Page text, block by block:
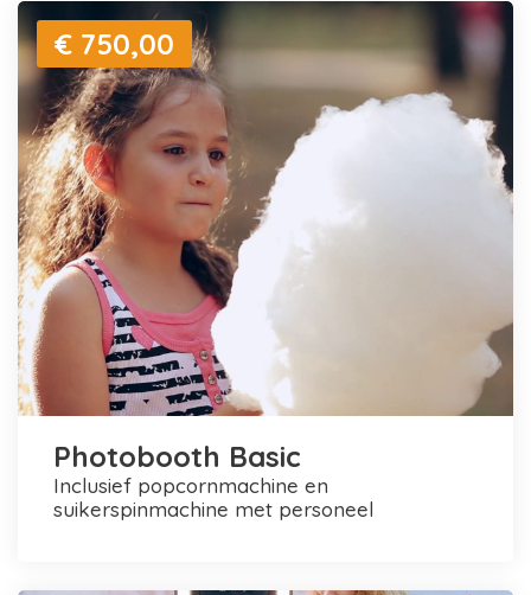
€ 750,00
Photobooth Basic
inclusief popcornmachine en
suikerspinmachine met personeel